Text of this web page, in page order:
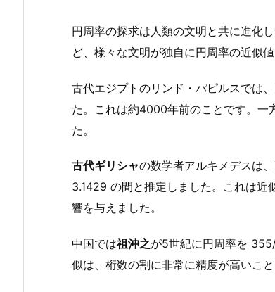
円周率の探求は人類の文明と共に進化
ど、様々な文明が独自に円周率の近似
古代エジプトのリンド・パピルスでは
た。これは約4000年前のことです。
た。
古代ギリシャの数学者アルキメデスは
3.1429 の間と推定しました。これは近
響を与えました。
中国では祖沖之が5世紀に円周率を
似は、桁数の割に非常に精度が高いこと